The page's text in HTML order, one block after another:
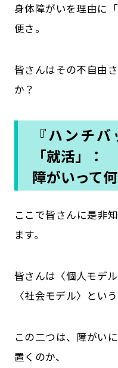
身体障がいを理由に
便さ。
皆さんはその不自由
か？
『ハンチ
「就活」：
障がいって
ここで皆さんに是非
ます。
皆さんは〈個人モデ
〈社会モデル〉とい
この二つは、障がい
置くのか、